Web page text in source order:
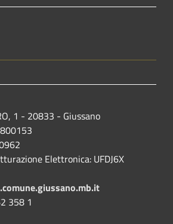
1 - 20833 - Giussano
Elettronica: UFDJ6X
358 1